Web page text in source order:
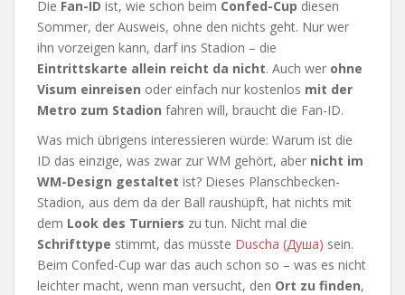
Die Fan-ID ist, wie schon beim Confed-Cup diesen
Sommer, der Ausweis, ohne den nichts geht. Nur wer
ihn vorzeigen kann, darf ins Stadion – die
Eintrittskarte allein reicht da nicht. Auch wer ohne
Visum einreisen oder einfach nur kostenlos mit der
Metro zum Stadion fahren will, braucht die Fan-ID.
Was mich übrigens interessieren würde: Warum ist die
ID das einzige, was zwar zur WM gehört, aber nicht im
WM-Design gestaltet ist? Dieses Planschbecken-
Stadion, aus dem da der Ball raushüpft, hat nichts mit
dem Look des Turniers zu tun. Nicht mal die
Schrifttype stimmt, das müsste Duscha (Душа) sein.
Beim Confed-Cup war das auch schon so – was es nicht
leichter macht, wenn man versucht, den Ort zu finden,